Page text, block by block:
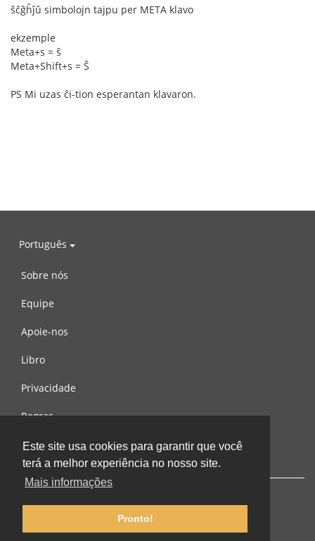
Este site usa cookies para garantir que você
terá a melhor experiência no nosso site.
Mais informações
Pronto!
ŝĉĝĥĵŭ simbolojn tajpu per META klavo
ekzemple
Meta+s = ŝ
Meta+Shift+s = Ŝ
PS Mi uzas ĉi-tion esperantan klavaron.
Português
Sobre nós
Equipe
Apoie-nos
Libro
Privacidade
Regras
Contacte-nos
© 2002-2026 lernu.net |Impressum